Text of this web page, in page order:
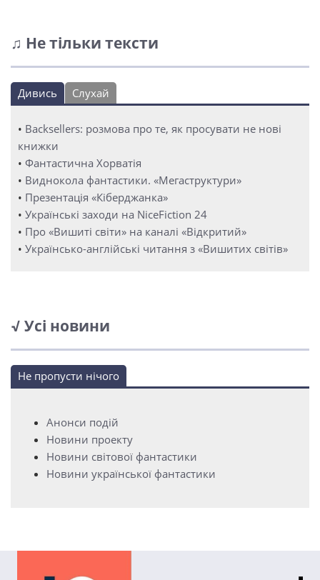
♫ Не тільки тексти
Дивись Слухай
• Backsellers: розмова про те, як просувати не нові
книжки
• Фантастична Хорватія
• Виднокола фантастики. «Мегаструктури»
• Презентація «Кіберджанка»
• Українські заходи на NiceFiction 24
• Про «Вишиті світи» на каналі «Відкритий»
• Українсько-англійські читання з «Вишитих світів»
√ Усі новини
Не пропусти нічого
Анонси подій
Новини проекту
Новини світової фантастики
Новини української фантастики